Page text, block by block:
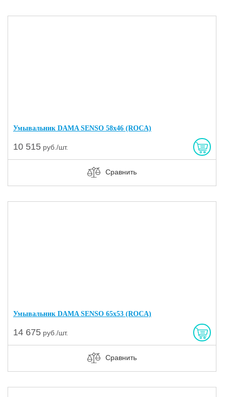
Умывальник DAMA SENSO 58х46 (ROCA)
10 515 руб./шт.
Сравнить
Умывальник DAMA SENSO 65х53 (ROCA)
14 675 руб./шт.
Сравнить